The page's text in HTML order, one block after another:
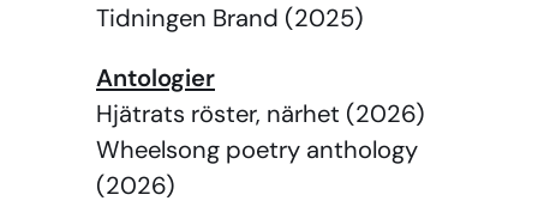
Tidningen Brand (2025)
Antologier
Hjätrats röster, närhet (2026)
Wheelsong poetry anthology
(2026)